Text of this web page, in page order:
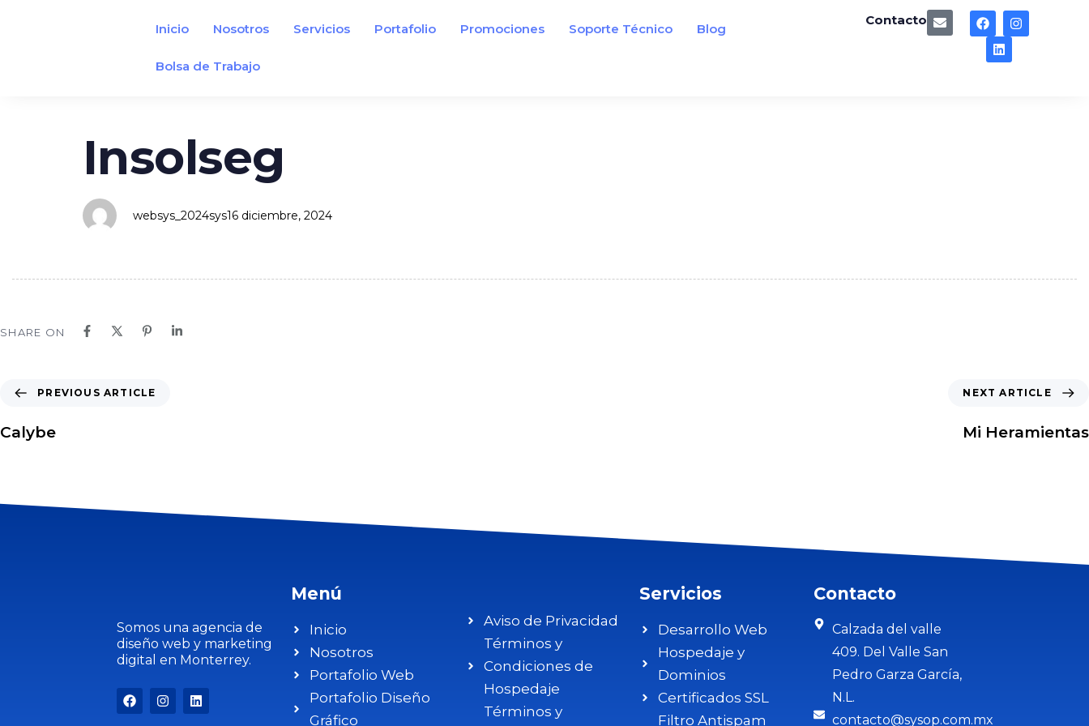
Inicio Nosotros Servicios Portafolio Promociones Soporte Técnico Blog
Bolsa de Trabajo
Contacto
Insolseg
websys_2024sys16 diciembre, 2024
SHARE ON
PREVIOUS ARTICLE
Calybe
NEXT ARTICLE
Mi Heramientas
Somos una agencia de
diseño web y marketing
digital en Monterrey.
Menú
Inicio
Nosotros
Portafolio Web
Portafolio Diseño
Gráfico
Aviso de Privacidad
Términos y
Condiciones de
Hospedaje
Términos y
Servicios
Desarrollo Web
Hospedaje y
Dominios
Certificados SSL
Filtro Antispam
Contacto
Calzada del valle
409. Del Valle San
Pedro Garza García,
N.L.
contacto@sysop.com.mx